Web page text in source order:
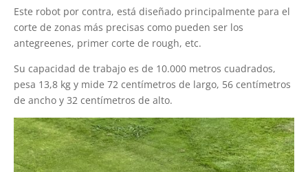
Este robot por contra, está diseñado principalmente para el
corte de zonas más precisas como pueden ser los
antegreenes, primer corte de rough, etc.
Su capacidad de trabajo es de 10.000 metros cuadrados,
pesa 13,8 kg y mide 72 centímetros de largo, 56 centímetros
de ancho y 32 centímetros de alto.